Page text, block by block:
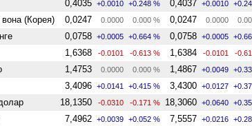
0,4035 +0.0010 +0.248 % 0,4037 +0.0010
вона (Корея) 0,0247 0.0000 0.000 % 0,0247 0.0000
0,0758 +0.0005 +0.664 % 0,0758 +0.0005
1,6368 -0.0101 -0.613 % 1,6384 -0.0101 -
1,4753 0.0000 0.000 % 1,4867 +0.0049
3,4096 +0.0141 +0.415 % 3,4300 +0.0127
18,1350 -0.0310 -0.171 % 18,3060 +0.0640
7,4962 +0.0039 +0.052 % 7,5557 +0.0216